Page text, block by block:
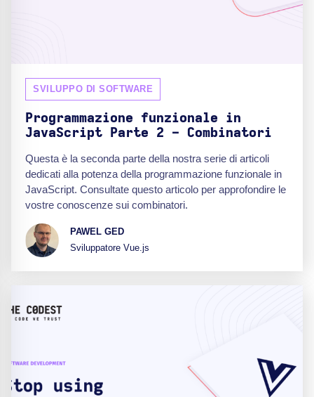
SVILUPPO DI SOFTWARE
Programmazione funzionale in
JavaScript Parte 2 - Combinatori
Questa è la seconda parte della nostra serie di articoli
dedicati alla potenza della programmazione funzionale in
JavaScript. Consultate questo articolo per approfondire le
vostre conoscenze sui combinatori.
PAWEL GED
Sviluppatore Vue.js